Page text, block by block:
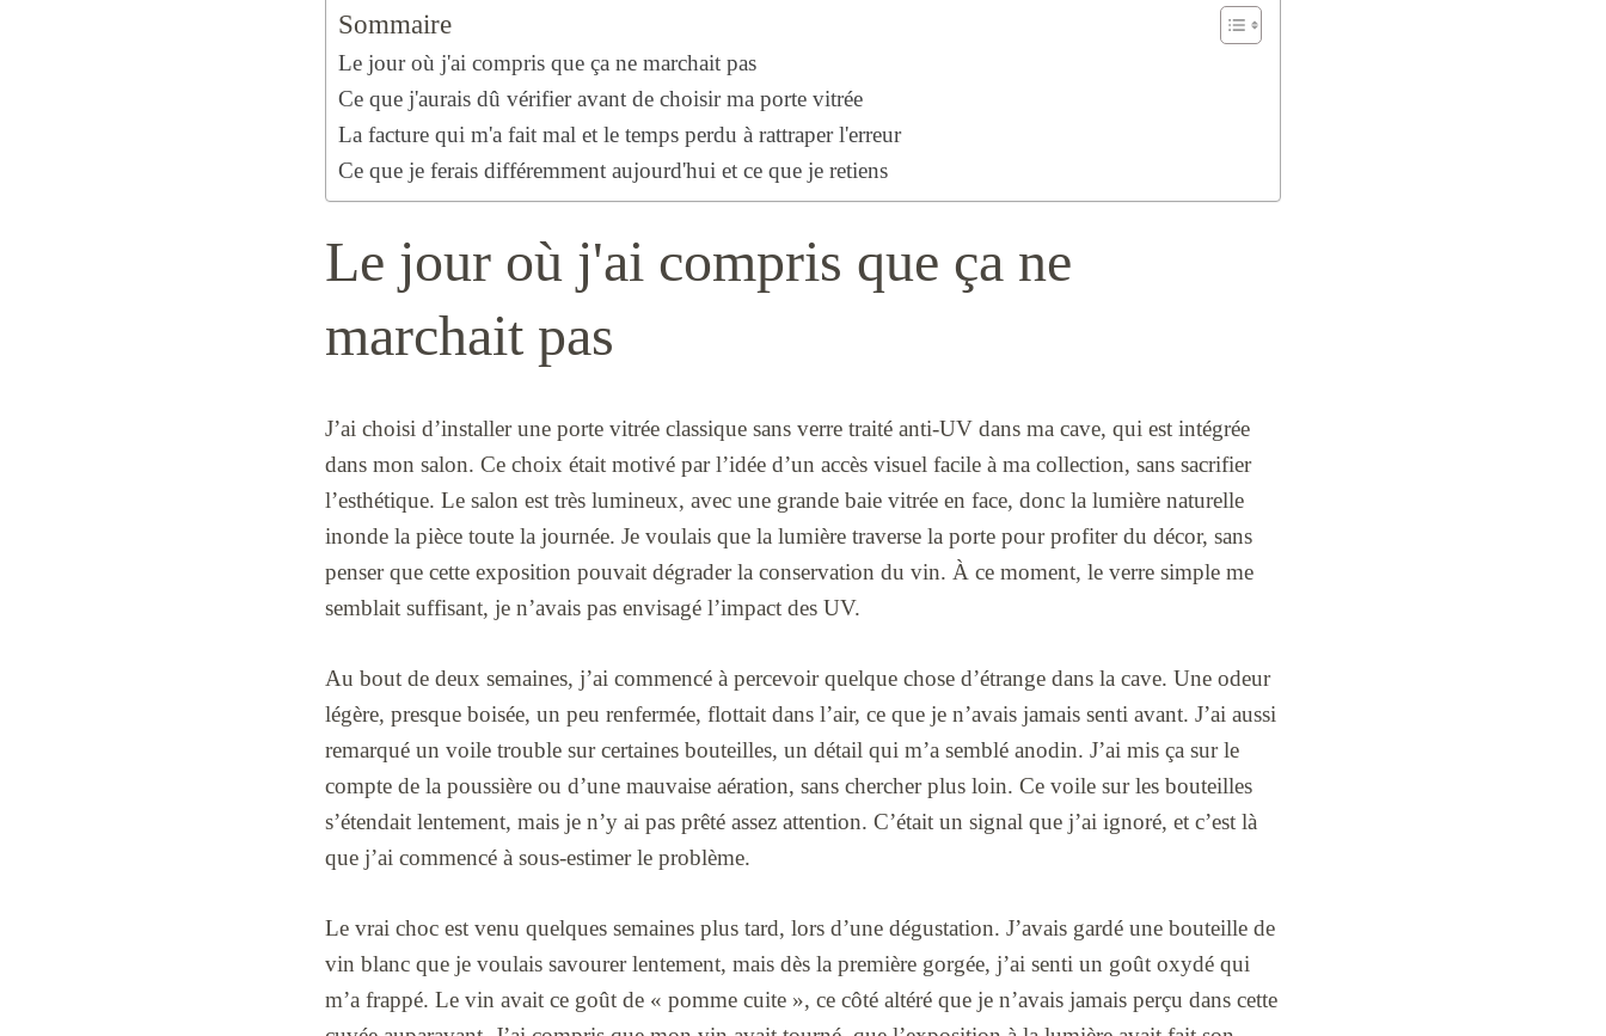
Sommaire
Le jour où j'ai compris que ça ne marchait pas
Ce que j'aurais dû vérifier avant de choisir ma porte vitrée
La facture qui m'a fait mal et le temps perdu à rattraper l'erreur
Ce que je ferais différemment aujourd'hui et ce que je retiens
Le jour où j'ai compris que ça ne
marchait pas
J’ai choisi d’installer une porte vitrée classique sans verre traité anti-UV dans ma cave, qui est intégrée
dans mon salon. Ce choix était motivé par l’idée d’un accès visuel facile à ma collection, sans sacrifier
l’esthétique. Le salon est très lumineux, avec une grande baie vitrée en face, donc la lumière naturelle
inonde la pièce toute la journée. Je voulais que la lumière traverse la porte pour profiter du décor, sans
penser que cette exposition pouvait dégrader la conservation du vin. À ce moment, le verre simple me
semblait suffisant, je n’avais pas envisagé l’impact des UV.
Au bout de deux semaines, j’ai commencé à percevoir quelque chose d’étrange dans la cave. Une odeur
légère, presque boisée, un peu renfermée, flottait dans l’air, ce que je n’avais jamais senti avant. J’ai aussi
remarqué un voile trouble sur certaines bouteilles, un détail qui m’a semblé anodin. J’ai mis ça sur le
compte de la poussière ou d’une mauvaise aération, sans chercher plus loin. Ce voile sur les bouteilles
s’étendait lentement, mais je n’y ai pas prêté assez attention. C’était un signal que j’ai ignoré, et c’est là
que j’ai commencé à sous-estimer le problème.
Le vrai choc est venu quelques semaines plus tard, lors d’une dégustation. J’avais gardé une bouteille de
vin blanc que je voulais savourer lentement, mais dès la première gorgée, j’ai senti un goût oxydé qui
m’a frappé. Le vin avait ce goût de « pomme cuite », ce côté altéré que je n’avais jamais perçu dans cette